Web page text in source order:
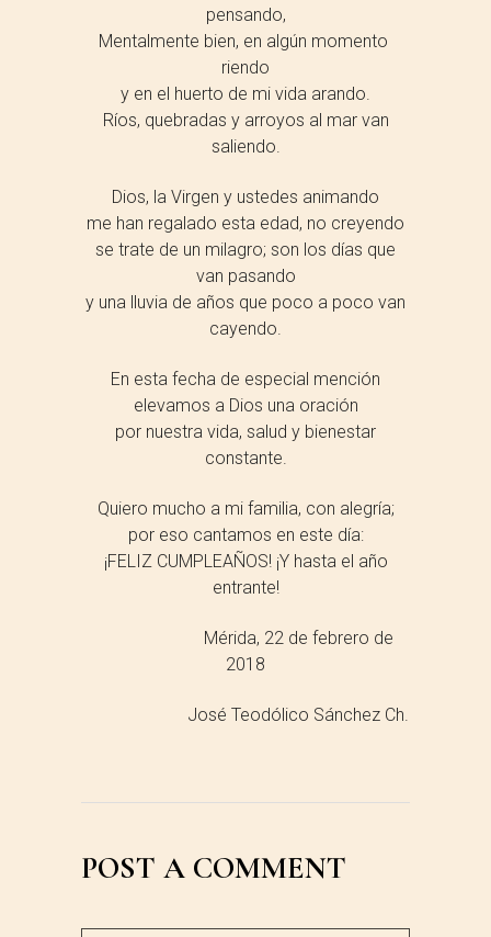
pensando,
Mentalmente bien, en algún momento
riendo
y en el huerto de mi vida arando.
Ríos, quebradas y arroyos al mar van
saliendo.
Dios, la Virgen y ustedes animando
me han regalado esta edad, no creyendo
se trate de un milagro; son los días que
van pasando
y una lluvia de años que poco a poco van
cayendo.
En esta fecha de especial mención
elevamos a Dios una oración
por nuestra vida, salud y bienestar
constante.
Quiero mucho a mi familia, con alegría;
por eso cantamos en este día:
¡FELIZ CUMPLEAÑOS! ¡Y hasta el año
entrante!
Mérida, 22 de febrero de
2018
José Teodólico Sánchez Ch.
POST A COMMENT